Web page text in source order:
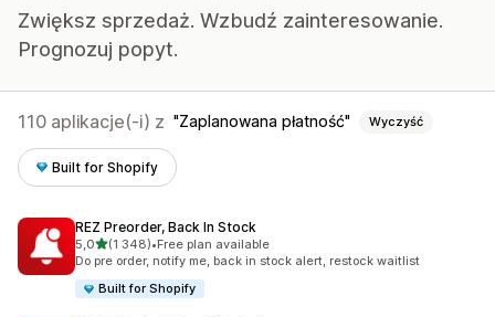
Zwiększ sprzedaż. Wzbudź zainteresowanie.
Prognozuj popyt.
110 aplikacje(-i) z Zaplanowana płatność Wyczyść
Built for Shopify
REZ Preorder, Back In Stock
5,0na 5 gwiazdek
(1 348)
Łączna liczba recenzji: 1348
•Free plan available
Do pre order, notify me, back in stock alert, restock waitlist
Built for Shopify